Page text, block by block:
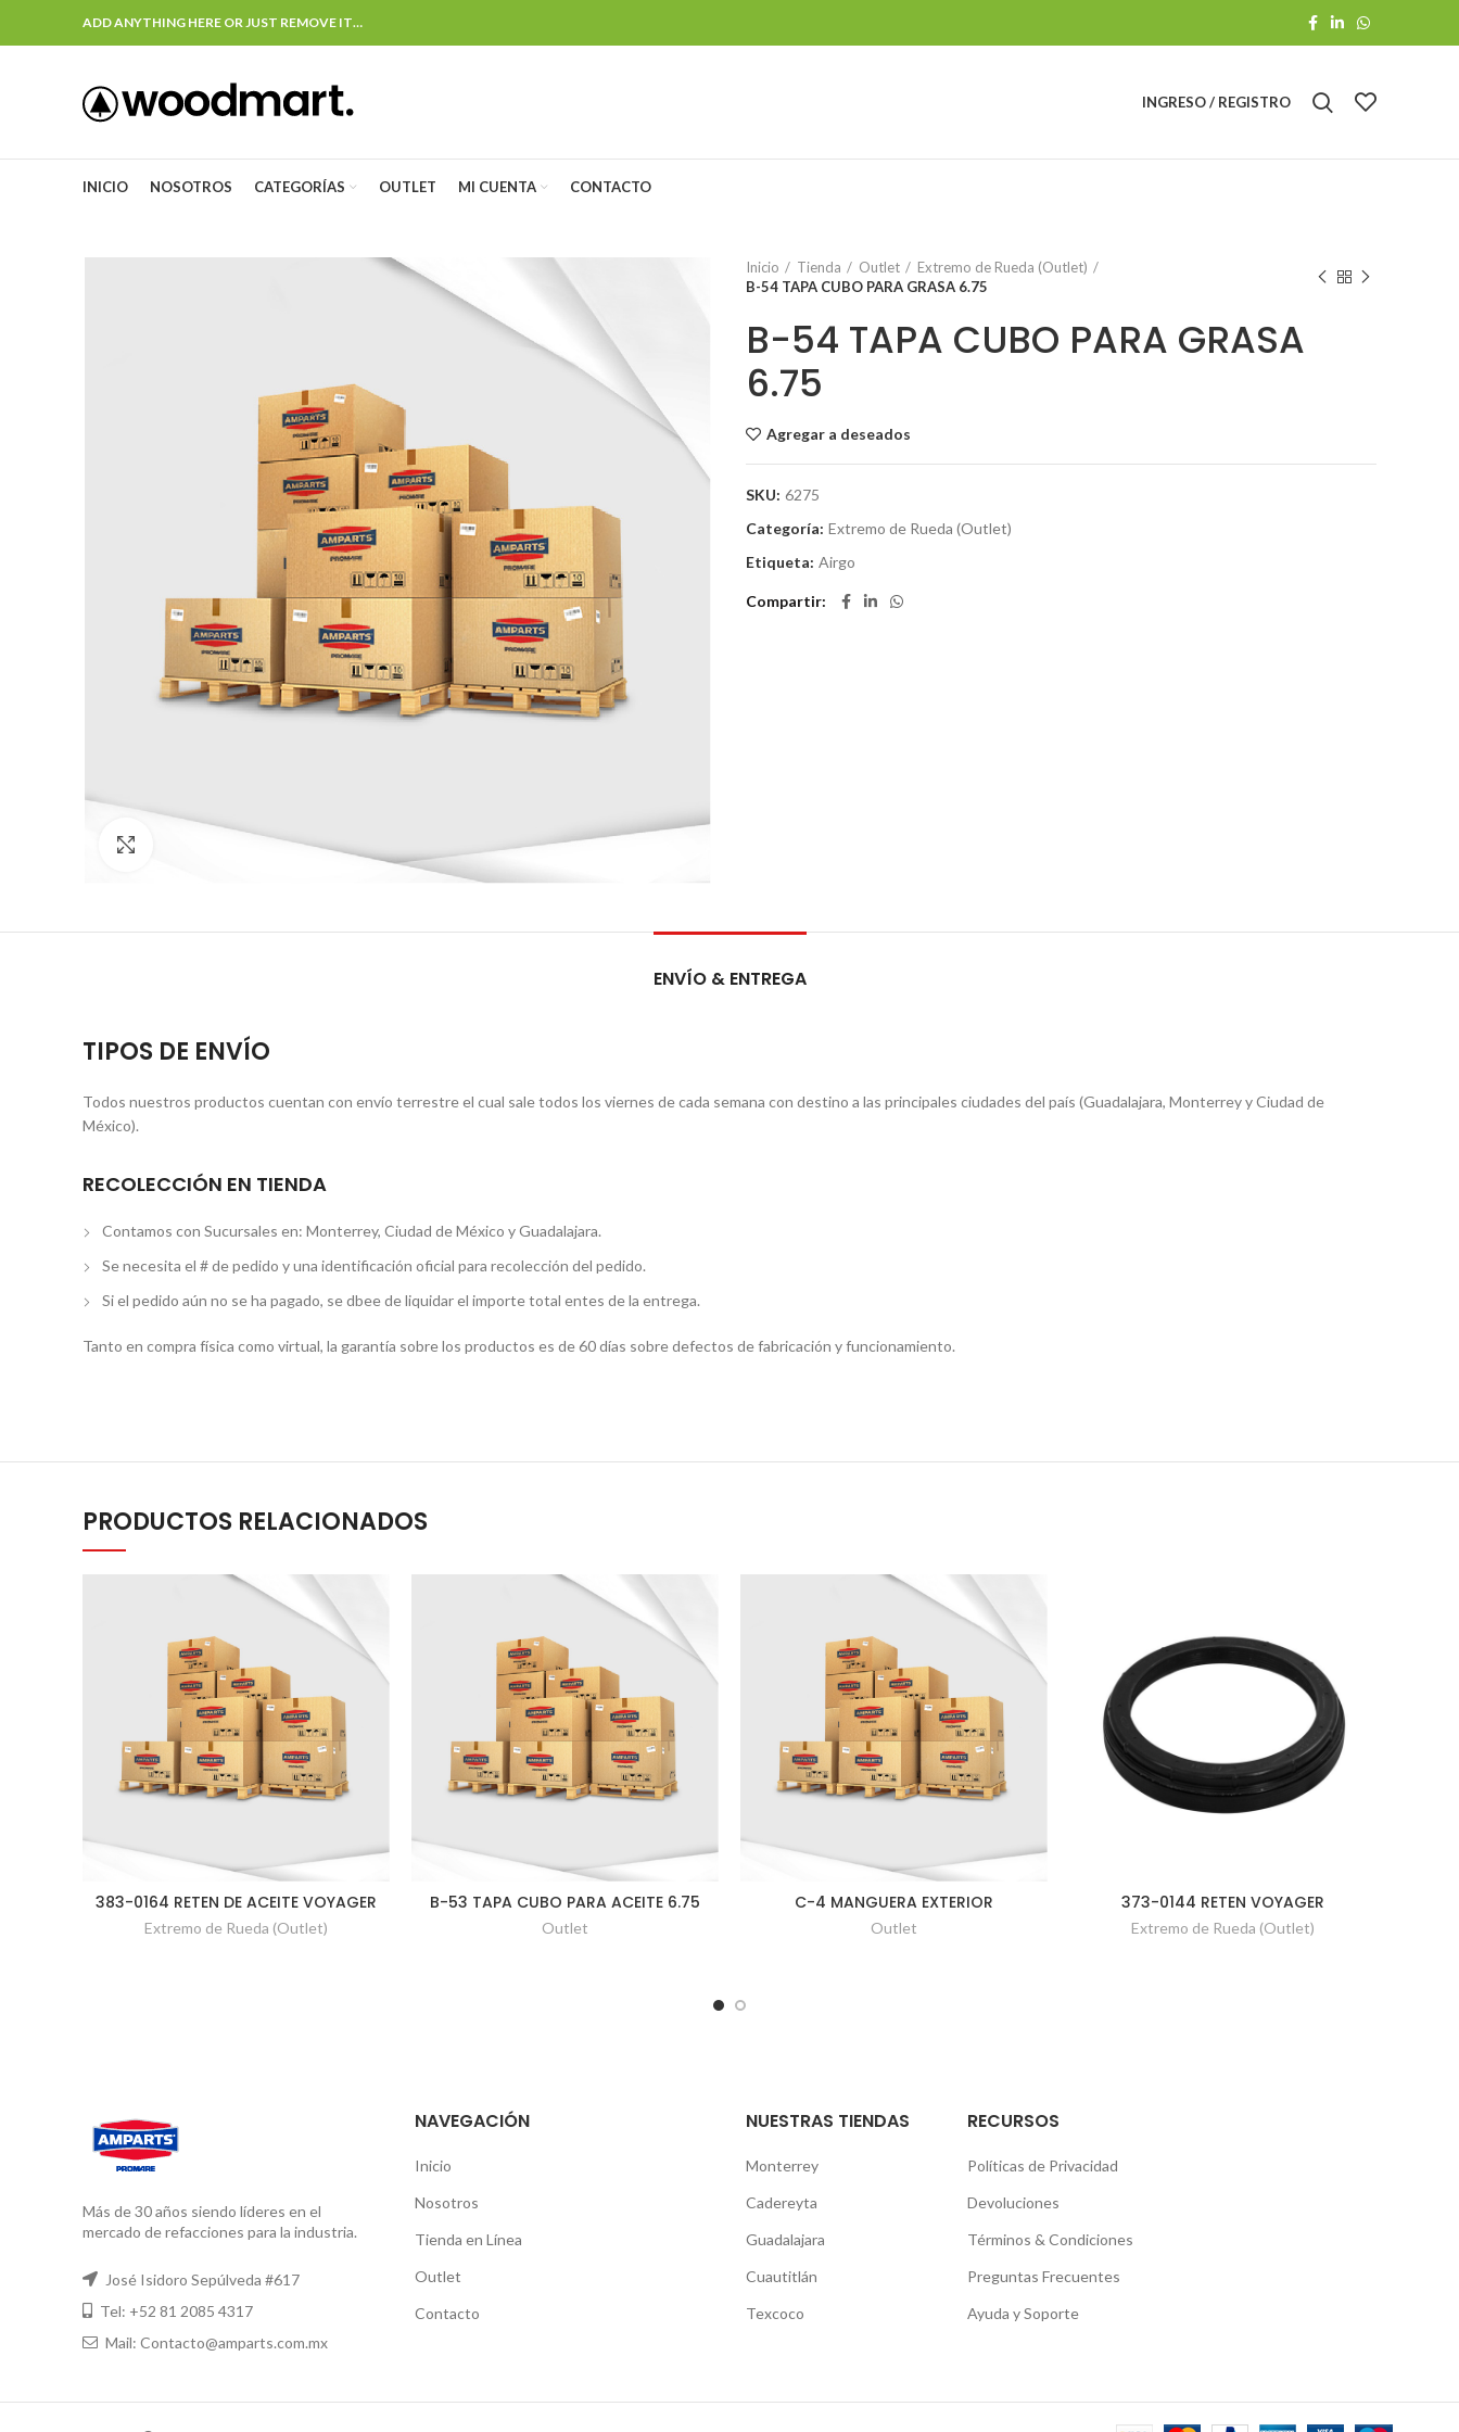
ADD ANYTHING HERE OR JUST REMOVE IT…
INGRESO / REGISTRO
INICIO NOSOTROS CATEGORÍAS OUTLET MI CUENTA CONTACTO
Inicio Tienda Outlet
Extremo de Rueda (Outlet)
B-54 TAPA CUBO PARA GRASA 6.75
B-54 TAPA CUBO PARA GRASA
6.75
Agregar a deseados
SKU: 6275
Categoría: Extremo de Rueda (Outlet)
Etiqueta: Airgo
Compartir
ENVÍO & ENTREGA
TIPOS DE ENVÍO
Todos nuestros productos cuentan con envío terrestre el cual sale todos los viernes de cada semana con destino a las principales ciudades del país (Guadalajara, Monterrey y Ciudad de
México).
RECOLECCIÓN EN TIENDA
Contamos con Sucursales en: Monterrey, Ciudad de México y Guadalajara.
Se necesita el # de pedido y una identificación oficial para recolección del pedido.
Si el pedido aún no se ha pagado, se dbee de liquidar el importe total entes de la entrega.
Tanto en compra física como virtual, la garantía sobre los productos es de 60 días sobre defectos de fabricación y funcionamiento.
PRODUCTOS RELACIONADOS
383-0164 RETEN DE ACEITE VOYAGER
Extremo de Rueda (Outlet)
B-53 TAPA CUBO PARA ACEITE 6.75
Outlet
C-4 MANGUERA EXTERIOR
Outlet
373-0144 RETEN VOYAGER
Extremo de Rueda (Outlet)
Más de 30 años siendo líderes en el
mercado de refacciones para la industria.
José Isidoro Sepúlveda #617
Tel: +52 81 2085 4317
Mail: Contacto@amparts.com.mx
NAVEGACIÓN
Inicio
Nosotros
Tienda en Línea
Outlet
Contacto
NUESTRAS TIENDAS
Monterrey
Cadereyta
Guadalajara
Cuautitlán
Texcoco
RECURSOS
Políticas de Privacidad
Devoluciones
Términos & Condiciones
Preguntas Frecuentes
Ayuda y Soporte